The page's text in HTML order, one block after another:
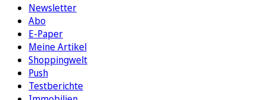
Newsletter
Abo
E-Paper
Meine Artikel
Shoppingwelt
Push
Testberichte